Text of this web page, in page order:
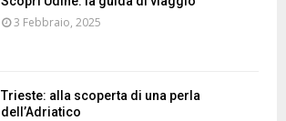
3 Febbraio, 2025
Trieste: alla scoperta di una perla
dell’Adriatico